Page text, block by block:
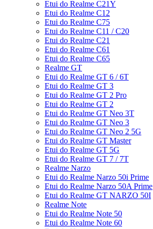
Etui do Realme C21Y
Etui do Realme C12
Etui do Realme C75
Etui do Realme C11 / C20
Etui do Realme C21
Etui do Realme C61
Etui do Realme C65
Realme GT
Etui do Realme GT 6 / 6T
Etui do Realme GT 3
Etui do Realme GT 2 Pro
Etui do Realme GT 2
Etui do Realme GT Neo 3T
Etui do Realme GT Neo 3
Etui do Realme GT Neo 2 5G
Etui do Realme GT Master
Etui do Realme GT 5G
Etui do Realme GT 7 / 7T
Realme Narzo
Etui do Realme Narzo 50i Prime
Etui do Realme Narzo 50A Prime
Etui do Realme GT NARZO 50I
Realme Note
Etui do Realme Note 50
Etui do Realme Note 60